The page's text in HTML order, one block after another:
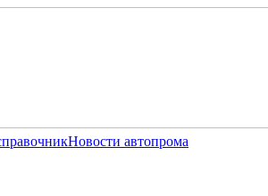
Новости автопрома